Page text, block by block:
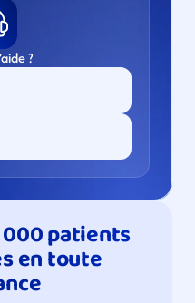
?
000 patients
en toute